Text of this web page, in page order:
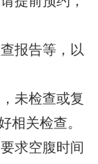
报告等，以
未检查或复
相关检查。
求空腹时间